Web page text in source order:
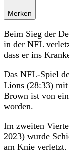
Merken
Beim Sieg der
in der NFL
dass er ins
Das NFL-Spiel
Lions (28:33)
Brown ist von
worden.
Im zweiten
2023) wurde
am Knie verletzt.